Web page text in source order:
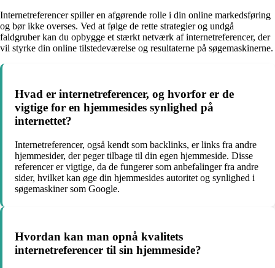
Internetreferencer spiller en afgørende rolle i din online markedsføring
og bør ikke overses. Ved at følge de rette strategier og undgå
faldgruber kan du opbygge et stærkt netværk af internetreferencer, der
vil styrke din online tilstedeværelse og resultaterne på søgemaskinerne.
Hvad er internetreferencer, og hvorfor er de
vigtige for en hjemmesides synlighed på
internettet?
Internetreferencer, også kendt som backlinks, er links fra andre
hjemmesider, der peger tilbage til din egen hjemmeside. Disse
referencer er vigtige, da de fungerer som anbefalinger fra andre
sider, hvilket kan øge din hjemmesides autoritet og synlighed i
søgemaskiner som Google.
Hvordan kan man opnå kvalitets
internetreferencer til sin hjemmeside?